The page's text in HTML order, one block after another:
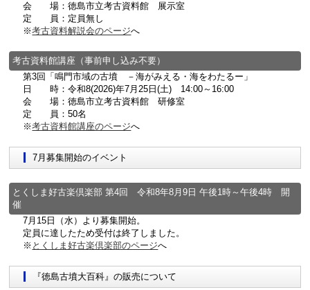
会 場：徳島市立考古資料館 展示室
定 員：定員無し
※考古資料解説会のページへ
考古資料館講座（事前申し込み不要）
第3回「鳴門市域の古墳 －海がみえる・海をわたるー」
日 時：令和8(2026)年7月25日(土) 14:00～16:00
会 場：徳島市立考古資料館 研修室
定 員：50名
※考古資料館講座のページへ
7月募集開始のイベント
とくしま好古楽倶楽部 第4回 令和8年8月9日 午後1時～午後4時 開
催
7月15日（水）より募集開始。
定員に達したため受付は終了しました。
※ とくしま好古楽倶楽部のページへ
『徳島古墳大百科』の販売について